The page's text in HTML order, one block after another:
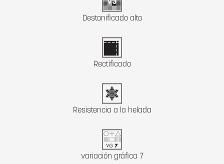
Destonificado alto
Rectificado
Resistencia a la helada
variación gráfica 7